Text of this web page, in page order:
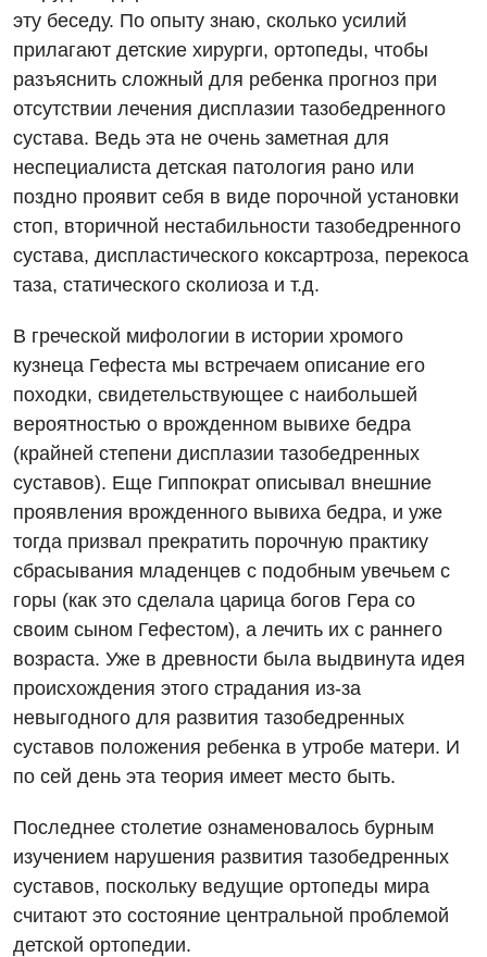
Вакансии
Мероприятия БПР
Интернатура
Программа лояльности
Отзывы
Видео
Диагностика
Диагностическое отделение
Инструментальная диагностика
Рентгенография
Эндоскопическое отделение
Для взрослых
Акушерство и гинекология
Аллергология, иммунология
Национальный скрининг здоровья 40+
Украинский
Русский
эту беседу. По опыту знаю, сколько усилий
прилагают детские хирурги, ортопеды, чтобы
разъяснить сложный для ребенка прогноз при
отсутствии лечения дисплазии тазобедренного
сустава. Ведь эта не очень заметная для
неспециалиста детская патология рано или
поздно проявит себя в виде порочной установки
стоп, вторичной нестабильности тазобедренного
сустава, диспластического коксартроза, перекоса
таза, статического сколиоза и т.д.
В греческой мифологии в истории хромого
кузнеца Гефеста мы встречаем описание его
походки, свидетельствующее с наибольшей
вероятностью о врожденном вывихе бедра
(крайней степени дисплазии тазобедренных
суставов). Еще Гиппократ описывал внешние
проявления врожденного вывиха бедра, и уже
тогда призвал прекратить порочную практику
сбрасывания младенцев с подобным увечьем с
горы (как это сделала царица богов Гера со
своим сыном Гефестом), а лечить их с раннего
возраста. Уже в древности была выдвинута идея
происхождения этого страдания из-за
невыгодного для развития тазобедренных
суставов положения ребенка в утробе матери. И
по сей день эта теория имеет место быть.
Последнее столетие ознаменовалось бурным
изучением нарушения развития тазобедренных
суставов, поскольку ведущие ортопеды мира
считают это состояние центральной проблемой
детской ортопедии.